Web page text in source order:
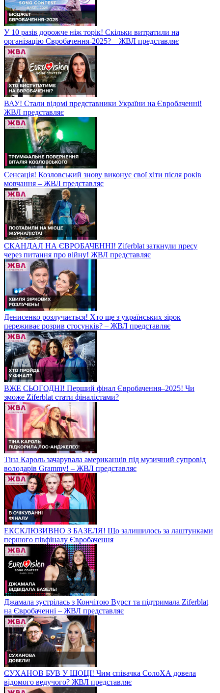
У 10 разів дорожче ніж торік! Скільки витратили на
організацію Євробачення-2025? – ЖВЛ представляє
ВАУ! Стали відомі представники України на Євробаченні!
ЖВЛ представляє
Сенсація! Козловський знову виконує свої хіти після років
мовчання – ЖВЛ представляє
СКАНДАЛ НА ЄВРОБАЧЕННІ! Ziferblat заткнули пресу
через питання про війну! ЖВЛ представляє
Денисенко розлучається! Хто ще з українських зірок
переживає розрив стосунків? – ЖВЛ представляє
ВЖЕ СЬОГОДНІ! Перший фінал Євробачення–2025! Чи
зможе Ziferblat стати фіналістами?
Тіна Кароль зачарувала американців під музичний супровід
володарів Grammy! – ЖВЛ представляє
ЕКСКЛЮЗИВНО З БАЗЕЛЯ! Що залишилось за лаштунками
першого півфіналу Євробачення
Джамала зустрілась з Кончітою Вурст та підтримала Ziferblat
на Євробаченні – ЖВЛ представляє
СУХАНОВ БУВ У ШОЦІ! Чим співачка СолоХА довела
відомого ведучого? ЖВЛ представляє